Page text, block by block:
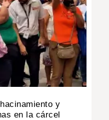
y
en la cárcel